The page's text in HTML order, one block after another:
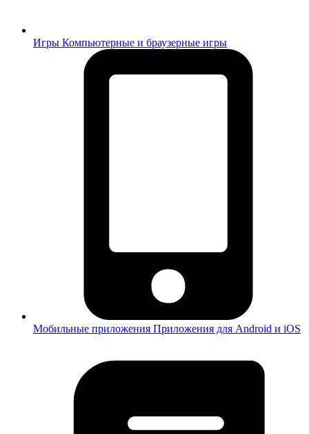
Игры Компьютерные и браузерные игры
Мобильные приложения Приложения для Android и iOS